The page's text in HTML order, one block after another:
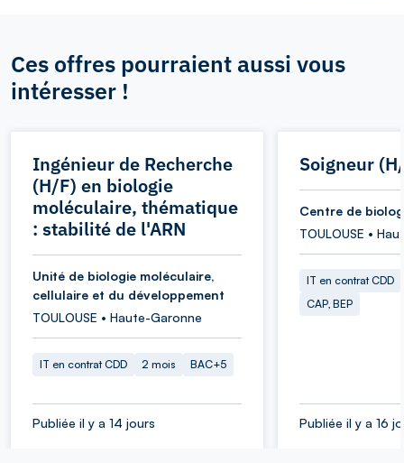
Ces offres pourraient aussi vous
intéresser !
Ingénieur de Recherche
(H/F) en biologie
moléculaire, thématique
: stabilité de l'ARN
Unité de biologie moléculaire,
cellulaire et du développement
TOULOUSE • Haute-Garonne
IT en contrat CDD 2 mois BAC+5
Publiée il y a 14 jours
Soigneur
Centre de
TOULOUSE •
IT en contrat CDD
CAP, BEP
Publiée il y a 16